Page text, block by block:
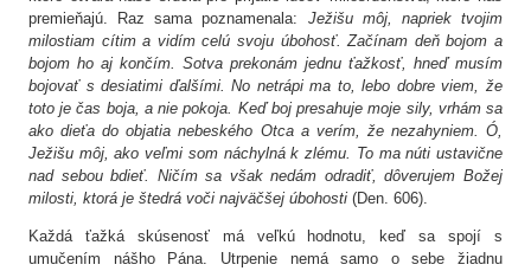
premieňajú. Raz sama poznamenala: Ježišu môj, napriek tvojim
milostiam cítim a vidím celú svoju úbohosť. Začínam deň bojom a
bojom ho aj končím. Sotva prekonám jednu ťažkosť, hneď musím
bojovať s desiatimi ďalšími. No netrápi ma to, lebo dobre viem, že
toto je čas boja, a nie pokoja. Keď boj presahuje moje sily, vrhám sa
ako dieťa do objatia nebeského Otca a verím, že nezahyniem. Ó,
Ježišu môj, ako veľmi som náchylná k zlému. To ma núti ustavične
nad sebou bdieť. Ničím sa však nedám odradiť, dôverujem Božej
milosti, ktorá je štedrá voči najväčšej úbohosti (Den. 606).
Každá ťažká skúsenosť má veľkú hodnotu, keď sa spojí s
umučením nášho Pána. Utrpenie nemá samo o sebe žiadnu